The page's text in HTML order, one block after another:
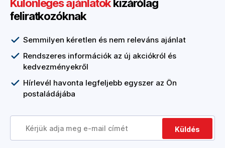
Különleges ajánlatokkizárólag
feliratkozóknak
Semmilyen kéretlen és nem releváns ajánlat
Rendszeres információk az új akciókról és
kedvezményekről
Hírlevél havonta legfeljebb egyszer az Ön
postaládájába
Küldés